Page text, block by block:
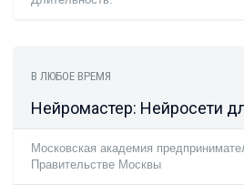
В ЛЮБОЕ ВРЕМЯ
Нейромастер: Нейросети
Московская академия
Правительстве Москвы